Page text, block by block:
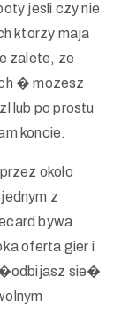
jesli czy nie
ktorzy maja
zalete, ze
� mozesz
lub po prostu
koncie.
okolo
z
bywa
oferta gier i
sie�